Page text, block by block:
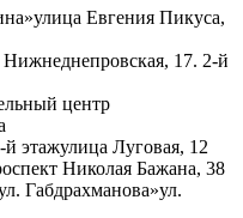
улица Евгения Пикуса,
Нижнеднепровская, 17. 2-й
центр
й этажулица Луговая, 12
Николая Бажана, 38
Габдрахманова»ул.